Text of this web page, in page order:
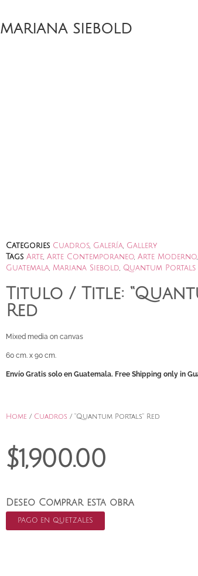
MARIANA SIEBOLD
Categories Cuadros Galería Gallery
Tags Arte Arte Contemporaneo Arte Moderno
Guatemala Mariana Siebold Quantum Portals
Titulo / Title:
Red
Mixed media on canvas
60 cm. x 90 cm.
Envío Gratis solo en Guatemala. Free Shipping only in
Home / Cuadros / “Quantum Portals” Red
$1,900.00
Deseo Comprar esta obra
PAGO EN QUETZALES